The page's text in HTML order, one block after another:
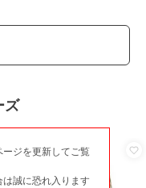
ズ
ジを更新してご覧
誠に恐れ入ります